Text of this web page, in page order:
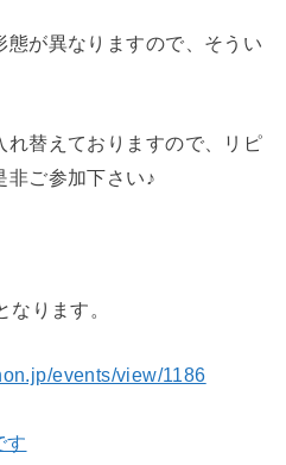
が異なりますので、そうい
れ替えておりますので、リピ
非ご参加下さい♪
ります。
events/view/1186